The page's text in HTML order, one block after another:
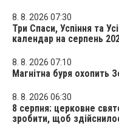
8. 8. 2026 07:30
Три Спаси, Успіння та
календар на серпень
8. 8. 2026 07:10
Магнітна буря охопить
8. 8. 2026 06:30
8 серпня: церковне
зробити, щоб